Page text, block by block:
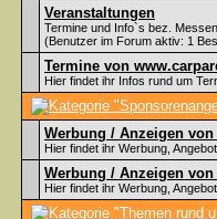
Veranstaltungen
Termine und Info`s bez.
(Benutzer im Forum aktiv: 1
Termine von
Hier findet ihr Infos rund um
Werbung / Anzeigen
Hier findet ihr Werbung,
Werbung / Anzeigen
Hier findet ihr Werbung,